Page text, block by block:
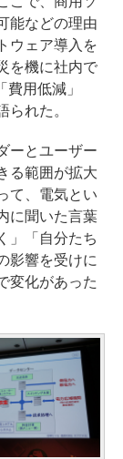
能などの理由
ウェア導入を
を機に社内で
用低減」
られた。
ーとユーザー
る範囲が拡大
て、電気とい
に聞いた言葉
」「自分たち
影響を受けに
変化があった